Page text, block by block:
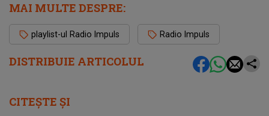
DISTRIBUIE ARTICOLUL
MAI MULTE DESPRE:
playlist-ul Radio Impuls Radio Impuls
CITEȘTE ȘI